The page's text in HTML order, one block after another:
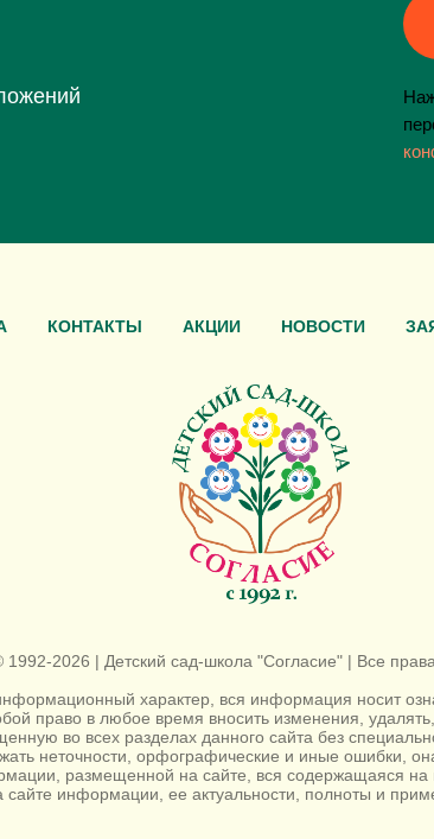
КОНТАКТЫ АКЦИИ НОВОСТИ
1992-2026 | Детский сад-школа "Согласие" | Все
характер, вся информация носит
право в любое время вносить изменения,
во всех разделах данного сайта без
неточности, орфографические и иные ошибки,
размещенной на сайте, вся содержащаяся
информации, ее актуальности, полноты и